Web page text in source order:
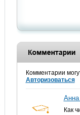
Комментарии
Авторизоваться
Анна
Как